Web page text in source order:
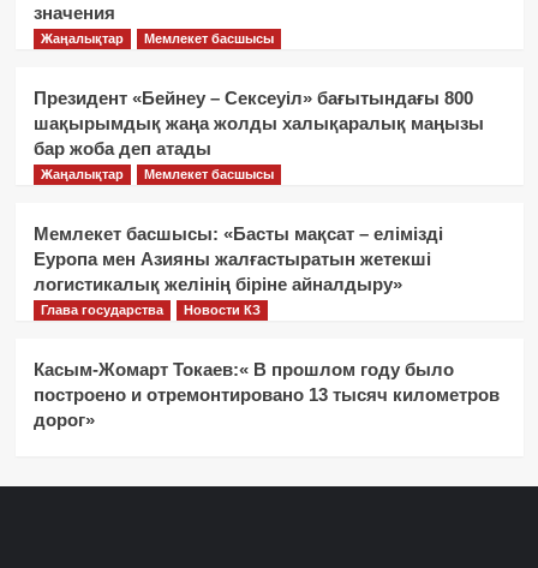
значения
Жаңалықтар Мемлекет басшысы
Президент «Бейнеу – Сексеуіл» бағытындағы 800
шақырымдық жаңа жолды халықаралық маңызы
бар жоба деп атады
Жаңалықтар Мемлекет басшысы
Мемлекет басшысы: «Басты мақсат – елімізді
Еуропа мен Азияны жалғастыратын жетекші
логистикалық желінің біріне айналдыру»
Глава государства Новости КЗ
Касым-Жомарт Токаев:« В прошлом году было
построено и отремонтировано 13 тысяч километров
дорог»